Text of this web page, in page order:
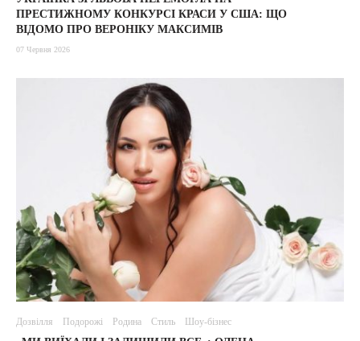
ПРЕСТИЖНОМУ КОНКУРСІ КРАСИ У США: ЩО
ВІДОМО ПРО ВЕРОНІКУ МАКСИМІВ
07 Червня 2026
Дозвілля Подорожі Родина Стиль Шоу-бізнес